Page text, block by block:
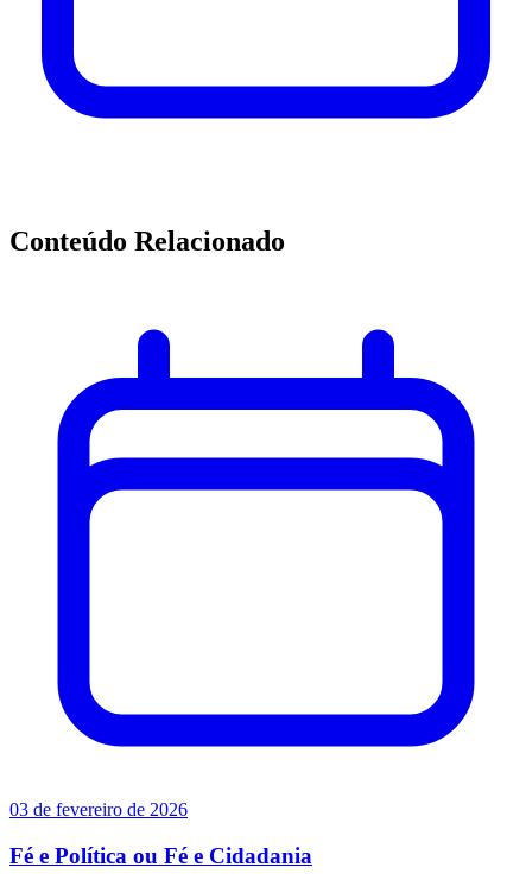
Conteúdo Relacionado
03 de fevereiro de 2026
Fé e Política ou Fé e Cidadania